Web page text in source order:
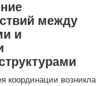
между
и
координации возникла